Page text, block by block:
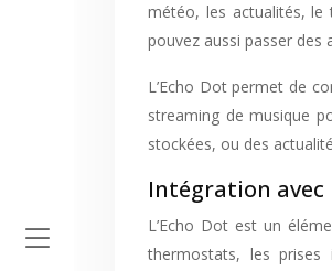
météo, les actualités, le
pouvez aussi passer des
L’Echo Dot permet de
streaming de musique
stockées, ou des
Intégration
L’Echo Dot est un
thermostats, les prises